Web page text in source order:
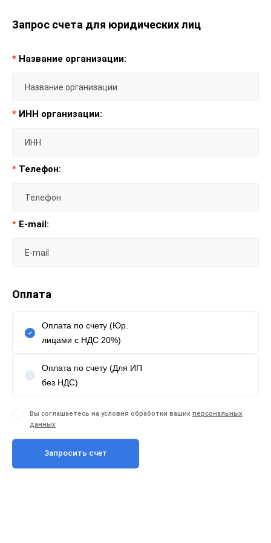
Запрос счета для юридических лиц
* Название организации:
* ИНН организации:
* Телефон:
* E-mail:
Оплата
Оплата по счету (Юр.
лицами с НДС 20%)
Оплата по счету (Для ИП
без НДС)
Вы соглашаетесь на условия обработки ваших персональных
данных